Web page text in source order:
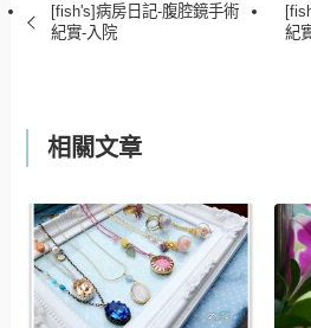
[fish's]病房日記-腹腔鏡手術
紀實-入院
紀
相關文章